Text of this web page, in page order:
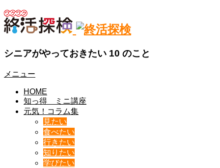
シニアがやっておきたい 10 のこと
メニュー
HOME
知っ得 ミニ講座
元気！コラム集
見たい
食べたい
行きたい
知りたい
学びたい